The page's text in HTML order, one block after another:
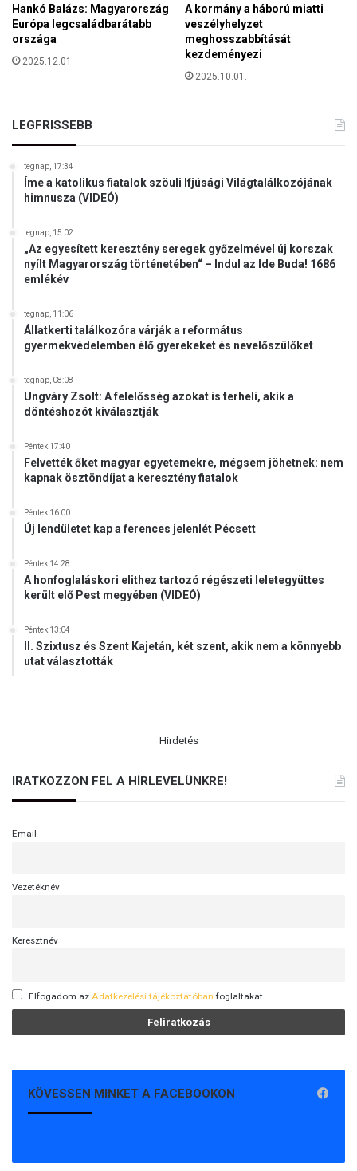
z
é
a
r
ő
é
s
e
n
i
t
á
s
Hankó Balázs: Magyarország
Európa legcsaládbarátabb
országa
2025.12.01.
A kormány a háború miatti
veszélyhelyzet
meghosszabbítását
kezdeményezi
2025.10.01.
LEGFRISSEBB
tegnap, 17:34
Íme a katolikus fiatalok szöuli Ifjúsági Világtalálkozójának
himnusza (VIDEÓ)
tegnap, 15:02
„Az egyesített keresztény seregek győzelmével új korszak
nyílt Magyarország történetében“ – Indul az Ide Buda! 1686
emlékév
tegnap, 11:06
Állatkerti találkozóra várják a református
gyermekvédelemben élő gyerekeket és nevelőszülőket
tegnap, 08:08
Ungváry Zsolt: A felelősség azokat is terheli, akik a
döntéshozót kiválasztják
Péntek 17:40
Felvették őket magyar egyetemekre, mégsem jöhetnek: nem
kapnak ösztöndíjat a keresztény fiatalok
Péntek 16:00
Új lendületet kap a ferences jelenlét Pécsett
Péntek 14:28
A honfoglaláskori elithez tartozó régészeti leletegyüttes
került elő Pest megyében (VIDEÓ)
Péntek 13:04
II. Szixtusz és Szent Kajetán, két szent, akik nem a könnyebb
utat választották
Hirdetés
IRATKOZZON FEL A HÍRLEVELÜNKRE!
Email
Vezetéknév
Keresztnév
Elfogadom az Adatkezelési tájékoztatóban foglaltakat.
KÖVESSEN MINKET A FACEBOOKON